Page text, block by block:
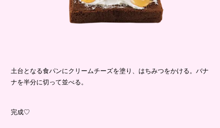
土台となる食パンにクリームチーズを塗り、はちみつをかける。バナ
ナを半分に切って並べる。
完成♡